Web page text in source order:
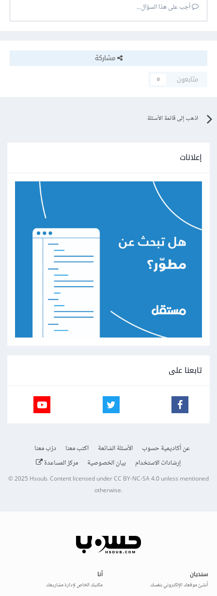
أجب على هذا السؤال...
مشاركة
متابعون
0
اذهب إلى قائمة الأسئلة
إعلانات
تابعنا على
عن أكاديمية حسوب الأسئلة الشائعة اكتب معنا
درّب معنا
إرشادات الاستخدام
بيان الخصوصية مركز المساعدة
© 2025Hsoub.Content licensed underCC BY-NC-SA 4.0unless mentioned
otherwise.